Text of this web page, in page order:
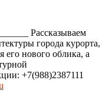
Рассказываем
города курорта,
нового облика, а
+7(988)2387111